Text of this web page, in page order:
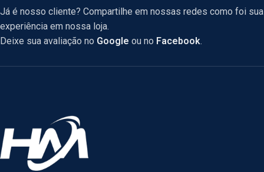
Já é nosso cliente? Compartilhe em nossas redes como foi sua
experiência em nossa loja.
Deixe sua avaliação no Google ou no Facebook.